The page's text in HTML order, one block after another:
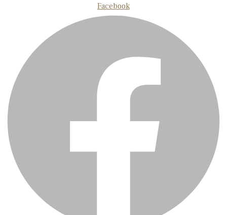
Facebook